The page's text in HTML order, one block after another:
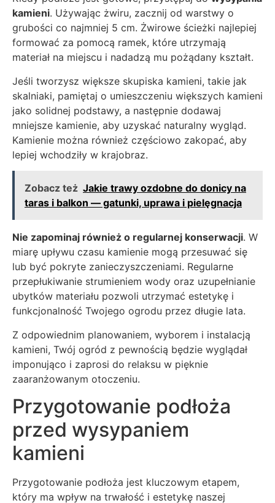
kamieni. Używając żwiru, zacznij od warstwy o
grubości co najmniej 5 cm. Żwirowe ścieżki najlepiej
formować za pomocą ramek, które utrzymają
materiał na miejscu i nadadzą mu pożądany kształt.
Jeśli tworzysz większe skupiska kamieni, takie jak
skalniaki, pamiętaj o umieszczeniu większych kamieni
jako solidnej podstawy, a następnie dodawaj
mniejsze kamienie, aby uzyskać naturalny wygląd.
Kamienie można również częściowo zakopać, aby
lepiej wchodziły w krajobraz.
Zobacz też Jakie trawy ozdobne do donicy na
taras i balkon — gatunki, uprawa i pielęgnacja
Nie zapominaj również o regularnej konserwacji. W
miarę upływu czasu kamienie mogą przesuwać się
lub być pokryte zanieczyszczeniami. Regularne
przepłukiwanie strumieniem wody oraz uzupełnianie
ubytków materiału pozwoli utrzymać estetykę i
funkcjonalność Twojego ogrodu przez długie lata.
Z odpowiednim planowaniem, wyborem i instalacją
kamieni, Twój ogród z pewnością będzie wyglądał
imponująco i zaprosi do relaksu w pięknie
zaaranżowanym otoczeniu.
Przygotowanie podłoża
przed wysypaniem
kamieni
Przygotowanie podłoża jest kluczowym etapem,
który ma wpływ na trwałość i estetykę naszej